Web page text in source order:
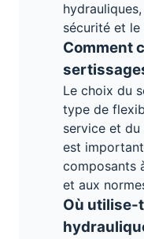
sécurité et
Comment
Le choix du
type de
service et
est
composants
et aux
Où utilise-